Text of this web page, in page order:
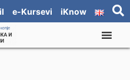
e-Kursevi iKnow